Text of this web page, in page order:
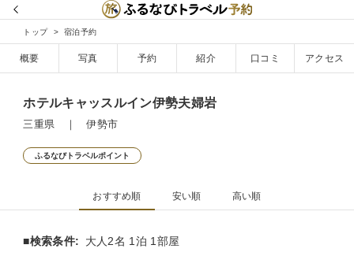
トップ 宿泊予約
概要 写真 予約 紹介 口コミ アクセス
ホテルキャッスルイン伊勢夫婦岩
三重県 ｜ 伊勢市
ふるなびトラベルポイント
おすすめ順 安い順 高い順
■検索条件: 大人2名 1泊 1部屋